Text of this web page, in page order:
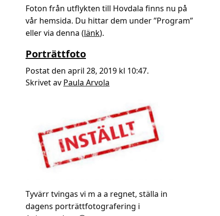
Foton från utflykten till Hovdala finns nu på
vår hemsida. Du hittar dem under ”Program”
eller via denna (länk).
Porträttfoto
Postat den april 28, 2019 kl 10:47.
Skrivet av Paula Arvola
Tyvärr tvingas vi m a a regnet, ställa in
dagens porträttfotografering i